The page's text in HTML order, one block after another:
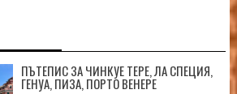
ПЪТЕПИС ЗА ЧИНКУЕ ТЕРЕ, ЛА СПЕЦИЯ,
ГЕНУА, ПИЗА, ПОРТО ВЕНЕРЕ